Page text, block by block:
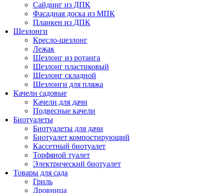
Сайдинг из ДПК
Фасадная доска из МПК
Планкен из ДПК
Шезлонги
Кресло-шезлонг
Лежак
Шезлонг из ротанга
Шезлонг пластиковый
Шезлонг складной
Шезлонги для пляжа
Качели садовые
Качели для дачи
Подвесные качели
Биотуалеты
Биотуалеты для дачи
Биотуалет компостирующий
Кассетный биотуалет
Торфяной туалет
Электрический биотуалет
Товары для сада
Гриль
Дровница